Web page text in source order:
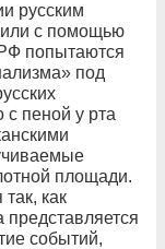
русским
с помощью
попытаются
под
с пеной у рта
площади.
как
представляется
событий,